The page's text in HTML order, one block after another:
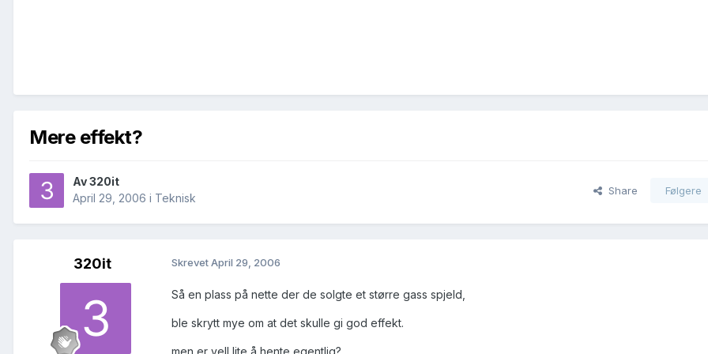
Mere effekt?
Av320it
April 29, 2006 i Teknisk
Share Følgere
320it SkrevetApril 29, 2006
Så en plass på nette der de solgte et større gass spjeld,
ble skrytt mye om at det skulle gi god effekt.